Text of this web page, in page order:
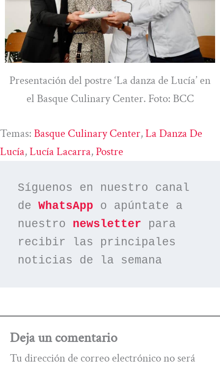
Presentación del postre ‘La danza de Lucía’ en
el Basque Culinary Center. Foto: BCC
Temas: Basque Culinary Center, La Danza De
Lucía, Lucía Lacarra, Postre
Síguenos en nuestro canal
de WhatsApp o apúntate a
nuestro newsletter para
recibir las principales
noticias de la semana
Deja un comentario
Tu dirección de correo electrónico no será